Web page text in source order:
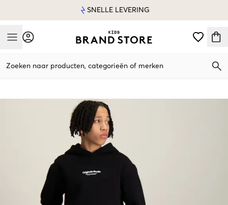
SNELLE LEVERING
Mobile Menu
Zoeken naar producten, categorieën of merken